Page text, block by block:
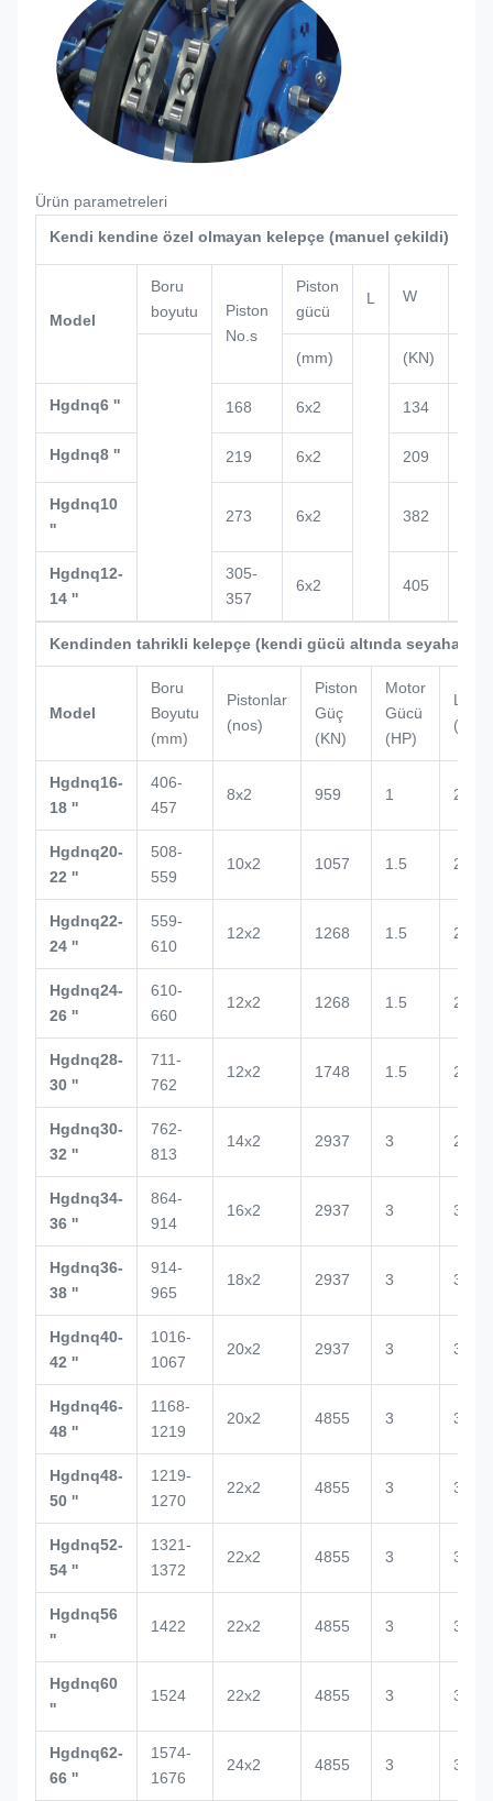
Ürün parametreleri
Kendi kendine özel olmayan kelepçe (manuel çekildi)
Model
Boru
boyutu
Piston
No.s
Piston
gücü
L W
(mm) (KN)
Hgdnq6 '' 168 6x2 134
Hgdnq8 '' 219 6x2 209
Hgdnq10
''
273 6x2 382
Hgdnq12-
14 ''
305-
357
6x2 405
Kendinden tahrikli kelepçe (kendi gücü altında seyahat
Model
Boru
Boyutu
(mm)
Pistonlar
(nos)
Piston
Güç
(KN)
Motor
Gücü
(HP)
L
(mm)
Hgdnq16-
18 ''
406-
457
8x2 959 1 2132
Hgdnq20-
22 ''
508-
559
10x2 1057 1.5 2434
Hgdnq22-
24 ''
559-
610
12x2 1268 1.5 2500
Hgdnq24-
26 ''
610-
660
12x2 1268 1.5 2672
Hgdnq28-
30 ''
711-
762
12x2 1748 1.5 2700
Hgdnq30-
32 ''
762-
813
14x2 2937 3 2938
Hgdnq34-
36 ''
864-
914
16x2 2937 3 3020
Hgdnq36-
38 ''
914-
965
18x2 2937 3 3188
Hgdnq40-
42 ''
1016-
1067
20x2 2937 3 3029
Hgdnq46-
48 ''
1168-
1219
20x2 4855 3 3100
Hgdnq48-
50 ''
1219-
1270
22x2 4855 3 3517
Hgdnq52-
54 ''
1321-
1372
22x2 4855 3 3520
Hgdnq56
''
1422 22x2 4855 3 3500
Hgdnq60
''
1524 22x2 4855 3 3500
Hgdnq62-
66 ''
1574-
1676
24x2 4855 3 3864